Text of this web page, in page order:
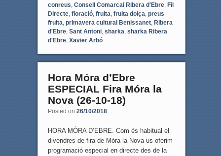
conreus Consell Comarcal Ribera d'Ebre, Fil
Directe, floració, fruita fruita dolça preus
fruita primavera cultural Benissanet, Ribera
d'Ebre, Sant Antoni, sharka sharka Ribera
d'Ebre, Xavier Arbó
Hora Móra d’Ebre
ESPECIAL Fira Móra la
Nova (26-10-18)
Posted on 26/10/2018
HORA MÓRA D’EBRE. Com és habitual el
divendres de fira de Móra la Nova us oferim
programació especial en directe des de la